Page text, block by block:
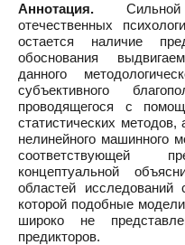
Аннотация. Сильной
отечественных
остается наличие
обоснования
данного
субъективного
проводящегося с
статистических методов,
нелинейного машинного
соответствующей
концептуальной
областей исследований
которой подобные
широко не
предикторов.